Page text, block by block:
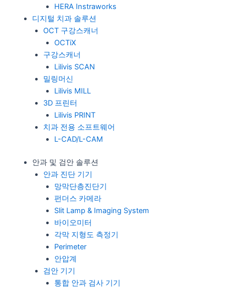
HERA Instraworks
디지털 치과 솔루션
OCT 구강스캐너
OCTiX
구강스캐너
Lilivis SCAN
밀링머신
Lilivis MILL
3D 프린터
Lilivis PRINT
치과 전용 소프트웨어
L-CAD/L-CAM
안과 및 검안 솔루션
안과 진단 기기
망막단층진단기
펀더스 카메라
Slit Lamp & Imaging System
바이오미터
각막 지형도 측정기
Perimeter
안압계
검안 기기
통합 안과 검사 기기